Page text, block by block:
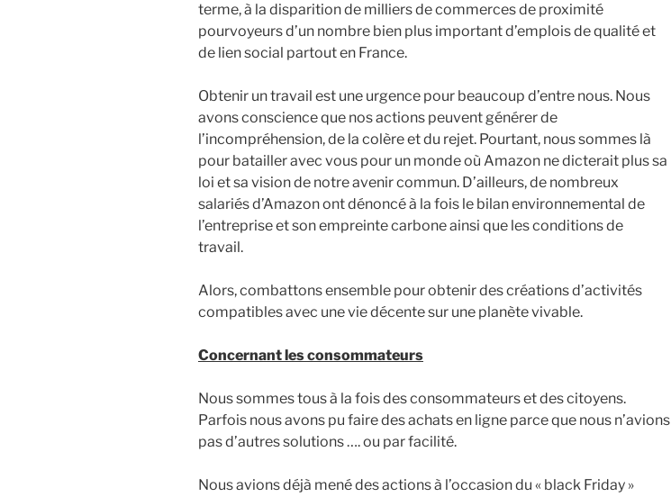
terme, à la disparition de milliers de commerces de proximité
pourvoyeurs d’un nombre bien plus important d’emplois de qualité et
de lien social partout en France.
Obtenir un travail est une urgence pour beaucoup d’entre nous. Nous
avons conscience que nos actions peuvent générer de
l’incompréhension, de la colère et du rejet. Pourtant, nous sommes là
pour batailler avec vous pour un monde où Amazon ne dicterait plus sa
loi et sa vision de notre avenir commun. D’ailleurs, de nombreux
salariés d’Amazon ont dénoncé à la fois le bilan environnemental de
l’entreprise et son empreinte carbone ainsi que les conditions de
travail.
Alors, combattons ensemble pour obtenir des créations d’activités
compatibles avec une vie décente sur une planète vivable.
Concernant les consommateurs
Nous sommes tous à la fois des consommateurs et des citoyens.
Parfois nous avons pu faire des achats en ligne parce que nous n’avions
pas d’autres solutions …. ou par facilité.
Nous avions déjà mené des actions à l’occasion du « black Friday »